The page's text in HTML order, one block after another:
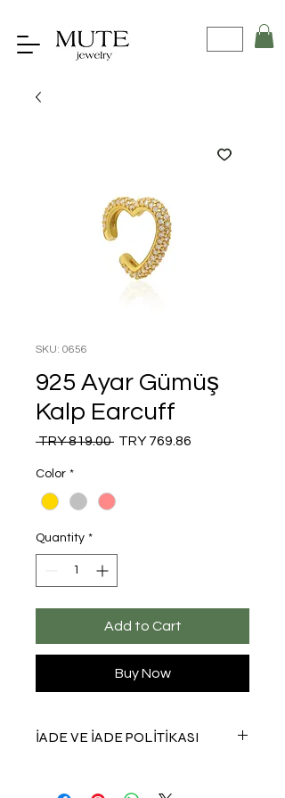
SKU: 0656
925 Ayar Gümüş
Kalp Earcuff
TRY 819.00 Regular
TRY 769.86
Color *
Quantity *
Add to Cart
Buy Now
İADE VE İADE POLİTİKASI